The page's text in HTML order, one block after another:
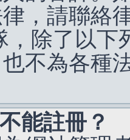
，請聯絡
，除了以下
不為各種
能註冊？